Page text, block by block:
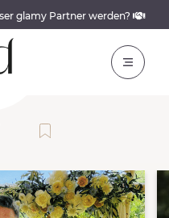
glamy Partner werden?